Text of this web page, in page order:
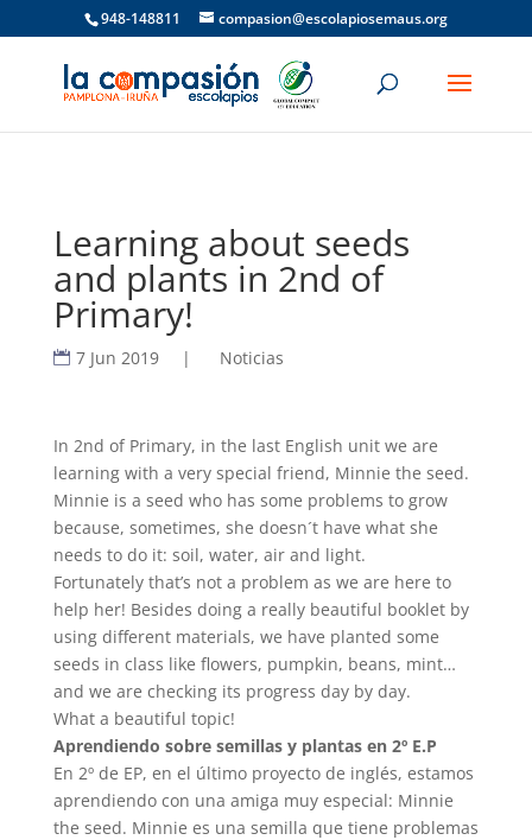
948-148811 compasion@escolapiosemaus.org
Learning about seeds
and plants in 2nd of
Primary!
7 Jun 2019 | Noticias
In 2nd of Primary, in the last English unit we are
learning with a very special friend, Minnie the seed.
Minnie is a seed who has some problems to grow
because, sometimes, she doesn´t have what she
needs to do it: soil, water, air and light.
Fortunately that’s not a problem as we are here to
help her! Besides doing a really beautiful booklet by
using different materials, we have planted some
seeds in class like flowers, pumpkin, beans, mint…
and we are checking its progress day by day.
What a beautiful topic!
Aprendiendo sobre semillas y plantas en 2º E.P
En 2º de EP, en el último proyecto de inglés, estamos
aprendiendo con una amiga muy especial: Minnie
the seed. Minnie es una semilla que tiene problemas